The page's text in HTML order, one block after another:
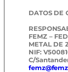
DATOS DE
FEMZ –
METAL DE
NIF:
C/